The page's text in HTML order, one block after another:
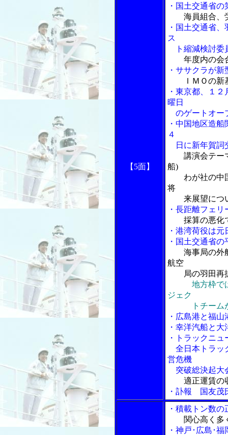
【5面】
・国土交通省
海員組合、
・国土交通省
ス
ト縮減検討委
年度内の会
・ササクラが
ＩＭＯの
・東京都、１
曜日
のゲートオー
・中国地区造
４
日に新年賀詞
講演会テー
船)
わが社の中国
将
来展望につい
・長距離フェ
採算の悪化
・港湾荷役は
・国土交通省
海事局の外
航空
局の羽田再拡
地方枠で
ジェク
トチーム
・広島港と福
・幸洋汽船と
・トラックニュ
全日本トラッ
営危機
突破総決起大
適正運賃の
・訃報 国友茂
・積載トン数
関心高く多
・神戸･広島･